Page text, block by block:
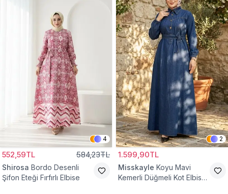
4
552,59TL 584,23TL
Shirosa Bordo Desenli
Şifon Eteği Fırfırlı Elbise
2
1.599,90TL
Misskayle Koyu Mavi
Kemerli Düğmeli Kot Elbise